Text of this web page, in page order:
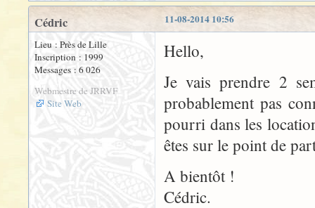
11-08-2014 10:56
Cédric
Lieu : Près de Lille
Inscription : 1999
Messages : 6 026
Webmestre de JRRVF
Site Web
Hello,
Je vais prendre 2
probablement pas
pourri dans les
êtes sur le point de
A bientôt !
Cédric.